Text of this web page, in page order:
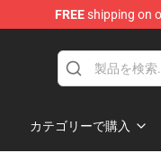
FREEshipping on
カテゴリーで購入